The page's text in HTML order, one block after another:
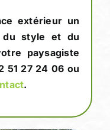
extérieur un
du style et du
paysagiste
51 27 24 06 ou
.